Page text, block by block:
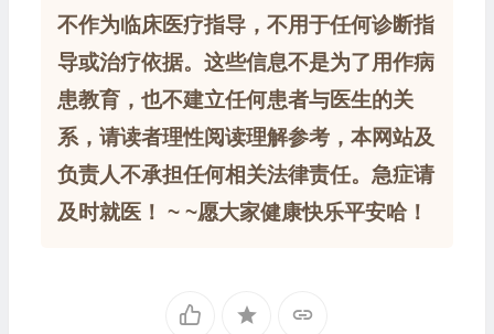
不作为临床医疗指导，不用于任何诊断指
导或治疗依据。这些信息不是为了用作病
患教育，也不建立任何患者与医生的关
系，请读者理性阅读理解参考，本网站及
负责人不承担任何相关法律责任。急症请
及时就医！ ~ ~愿大家健康快乐平安哈！